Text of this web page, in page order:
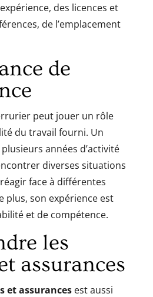
des licences et
de l’emplacement
de
peut jouer un rôle
du travail fourni. Un
années d’activité
diverses situations
face à différentes
plus, son expérience est
et de compétence.
les
assurances
et assurancesest aussi